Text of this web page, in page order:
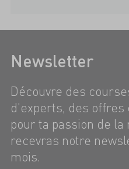
Newsletter
Découvre des
d'experts, des
pour ta passion de la
recevras notre
mois.